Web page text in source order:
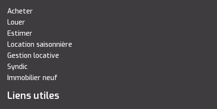
Acheter
Louer
Estimer
Location saisonnière
Gestion locative
Syndic
Immobilier neuf
Liens utiles